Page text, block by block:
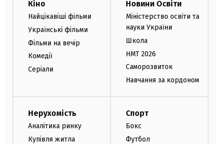
Кіно
Найцікавіші фільми
Українські фільми
Фільми на вечір
Комедії
Серіали
Новини Освіти
Міністерство освіти та
науки України
Школа
НМТ 2026
Саморозвиток
Навчання за кордоном
Нерухомість
Аналітика ринку
Купівля житла
Спорт
Бокс
Футбол